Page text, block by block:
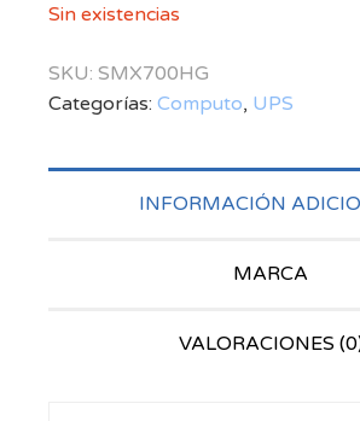
Sin existencias
SKU: SMX700HG
Categorías: Computo, UPS
INFORMACIÓN
MARCA
VALORACIONES